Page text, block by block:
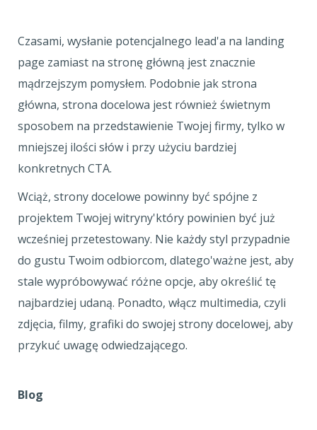
Czasami, wysłanie potencjalnego lead'a na landing
page zamiast na stronę główną jest znacznie
mądrzejszym pomysłem. Podobnie jak strona
główna, strona docelowa jest również świetnym
sposobem na przedstawienie Twojej firmy, tylko w
mniejszej ilości słów i przy użyciu bardziej
konkretnych CTA.
Wciąż, strony docelowe powinny być spójne z
projektem Twojej witryny'który powinien być już
wcześniej przetestowany. Nie każdy styl przypadnie
do gustu Twoim odbiorcom, dlatego'ważne jest, aby
stale wypróbowywać różne opcje, aby określić tę
najbardziej udaną. Ponadto, włącz multimedia, czyli
zdjęcia, filmy, grafiki do swojej strony docelowej, aby
przykuć uwagę odwiedzającego.
Blog